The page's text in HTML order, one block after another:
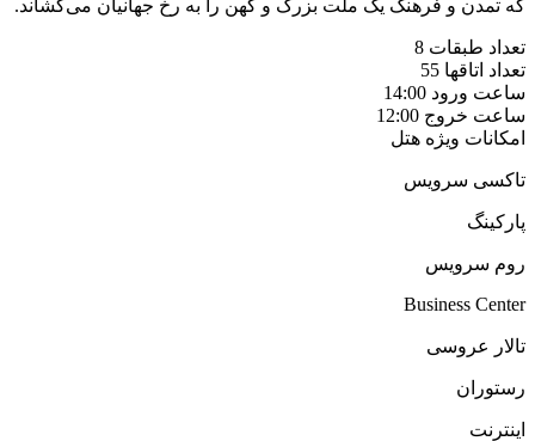
که تمدن و فرهنگ یک ملت بزرگ و کهن را به رخ جهانیان می‌کشاند.
تعداد طبقات 8
تعداد اتاقها 55
ساعت ورود 14:00
ساعت خروج 12:00
امکانات ویژه هتل
تاکسی سرویس
پارکینگ
روم سرویس
Business Center
تالار عروسی
رستوران
اینترنت